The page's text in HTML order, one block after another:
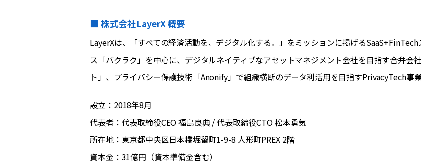
■ 株式会社LayerX 概要
LayerXは、「すべての経済活動を、デジタル化する。」をミッションに掲げる
ス「バクラク」を中心に、デジタルネイティブなアセットマネジメント会社を目指す合弁会
ト」、プライバシー保護技術「Anonify」で組織横断のデータ利活用を目指すPrivacyTech事
設立：2018年8月
代表者：代表取締役CEO 福島良典 / 代表取締役CTO 松本勇気
所在地：東京都中央区日本橋堀留町1-9-8 人形町PREX 2階
資本金：31億円（資本準備金含む）